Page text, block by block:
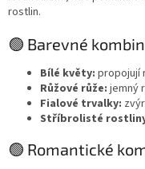
rostlin.
🟢 Barevné
Bílé květy: propojují
Růžové růže: jemný
Fialové trvalky:
Stříbrolisté
🟢 Romantické